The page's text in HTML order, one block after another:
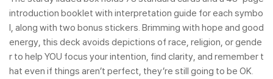
introduction booklet with interpretation guide for each symbo
l, along with two bonus stickers. Brimming with hope and good
energy, this deck avoids depictions of race, religion, or gende
r to help YOU focus your intention, find clarity, and remember t
hat even if things aren’t perfect, they’re still going to be OK.